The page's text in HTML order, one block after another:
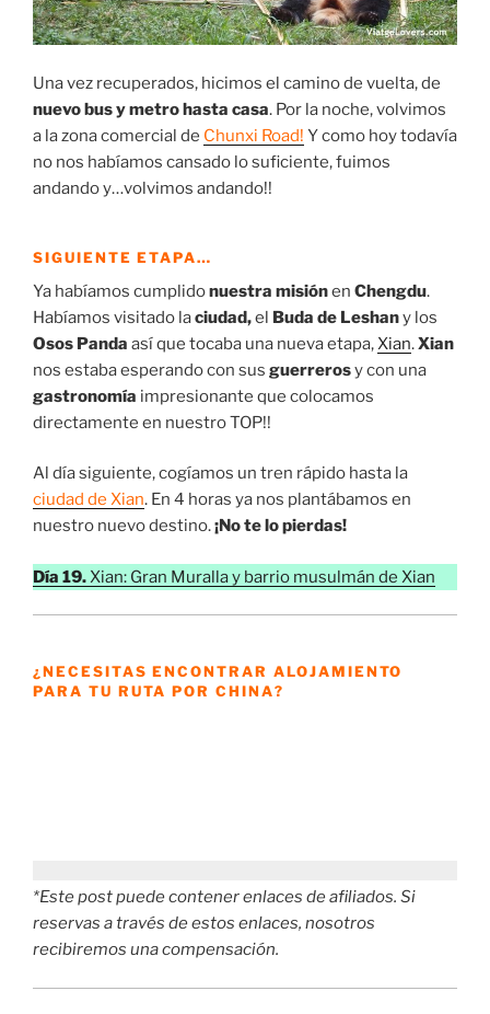
Una vez recuperados, hicimos el camino de vuelta, de
nuevo bus y metro hasta casa. Por la noche, volvimos
a la zona comercial de Chunxi Road! Y como hoy todavía
no nos habíamos cansado lo suficiente, fuimos
andando y…volvimos andando!!
SIGUIENTE ETAPA…
Ya habíamos cumplidonuestra misiónen Chengdu.
Habíamos visitado laciudad,el Buda de Leshany los
Osos Panda así que tocaba una nueva etapa,Xian.Xian
nos estaba esperando con sus guerrerosy con una
gastronomía impresionante que colocamos
directamente en nuestro TOP!!
Al día siguiente, cogíamos un tren rápido hasta la
ciudad de Xian. En 4 horas ya nos plantábamos en
nuestro nuevo destino.¡No te lo pierdas!
Día 19.Xian: Gran Muralla y barrio musulmán de Xian
¿NECESITAS ENCONTRAR ALOJAMIENTO
PARA TU RUTA POR CHINA?
*Este post puede contener enlaces de afiliados. Si
reservas a través de estos enlaces, nosotros
recibiremos una compensación.